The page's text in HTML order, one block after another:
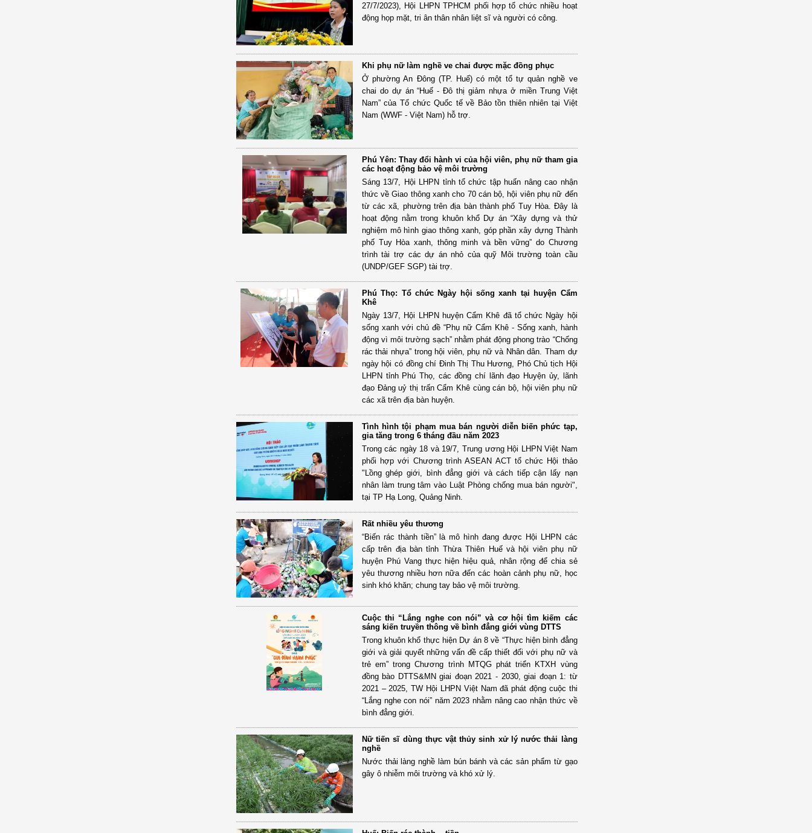
27/7/2023), Hội LHPN TPHCM phối hợp tổ chức nhiều hoạt
động họp mặt, tri ân thân nhân liệt sĩ và người có công.
Khi phụ nữ làm nghề ve chai được mặc đồng phục
Ở phường An Đông (TP. Huế) có một tổ tự quản nghề ve
chai do dự án “Huế - Đô thị giảm nhựa ở miền Trung Việt
Nam” của Tổ chức Quốc tế về Bảo tồn thiên nhiên tại Việt
Nam (WWF - Việt Nam) hỗ trợ.
Phú Yên: Thay đổi hành vi của hội viên, phụ nữ tham gia
các hoạt động bảo vệ môi trường
Sáng 13/7, Hội LHPN tỉnh tổ chức tập huấn nâng cao nhận
thức về Giao thông xanh cho 70 cán bộ, hội viên phụ nữ đến
từ các xã, phường trên địa bàn thành phố Tuy Hòa. Đây là
hoạt động nằm trong khuôn khổ Dự án “Xây dựng và thử
nghiệm mô hình giao thông xanh, góp phần xây dựng Thành
phố Tuy Hòa xanh, thông minh và bền vững” do Chương
trình tài trợ các dự án nhỏ của quỹ Môi trường toàn cầu
(UNDP/GEF SGP) tài trợ.
Phú Thọ: Tổ chức Ngày hội sống xanh tại huyện Cẩm
Khê
Ngày 13/7, Hội LHPN huyện Cẩm Khê đã tổ chức Ngày hội
sống xanh với chủ đề “Phụ nữ Cẩm Khê - Sống xanh, hành
động vì môi trường sạch” nhằm phát động phong trào “Chống
rác thải nhựa” trong hội viên, phụ nữ và Nhân dân. Tham dự
ngày hội có đồng chí Đinh Thị Thu Hương, Phó Chủ tịch Hội
LHPN tỉnh Phú Thọ, các đồng chí lãnh đạo Huyện ủy, lãnh
đạo Đảng uỷ thị trấn Cẩm Khê cùng cán bộ, hội viên phụ nữ
các xã trên địa bàn huyện.
Tình hình tội phạm mua bán người diễn biến phức tạp,
gia tăng trong 6 tháng đầu năm 2023
Trong các ngày 18 và 19/7, Trung ương Hội LHPN Việt Nam
phối hợp với Chương trình ASEAN ACT tổ chức Hội thảo
"Lồng ghép giới, bình đẳng giới và cách tiếp cận lấy nạn
nhân làm trung tâm vào Luật Phòng chống mua bán người",
tại TP Hạ Long, Quảng Ninh.
Rất nhiều yêu thương
“Biến rác thành tiền” là mô hình đang được Hội LHPN các
cấp trên địa bàn tỉnh Thừa Thiên Huế và hội viên phụ nữ
huyện Phú Vang thực hiện hiệu quả, nhân rộng để chia sẻ
yêu thương nhiều hơn nữa đến các hoàn cảnh phụ nữ, học
sinh khó khăn; chung tay bảo vệ môi trường.
Cuộc thi “Lắng nghe con nói” và cơ hội tìm kiếm các
sáng kiến truyền thông về bình đẳng giới vùng DTTS
Trong khuôn khổ thực hiện Dự án 8 về “Thực hiện bình đẳng
giới và giải quyết những vấn đề cấp thiết đối với phụ nữ và
trẻ em” trong Chương trình MTQG phát triển KTXH vùng
đồng bào DTTS&MN giai đoạn 2021 - 2030, giai đoạn 1: từ
2021 – 2025, TW Hội LHPN Việt Nam đã phát động cuộc thi
“Lắng nghe con nói” năm 2023 nhằm nâng cao nhận thức về
bình đẳng giới.
Nữ tiến sĩ dùng thực vật thủy sinh xử lý nước thải làng
nghề
Nước thải làng nghề làm bún bánh và các sản phẩm từ gạo
gây ô nhiễm môi trường và khó xử lý.